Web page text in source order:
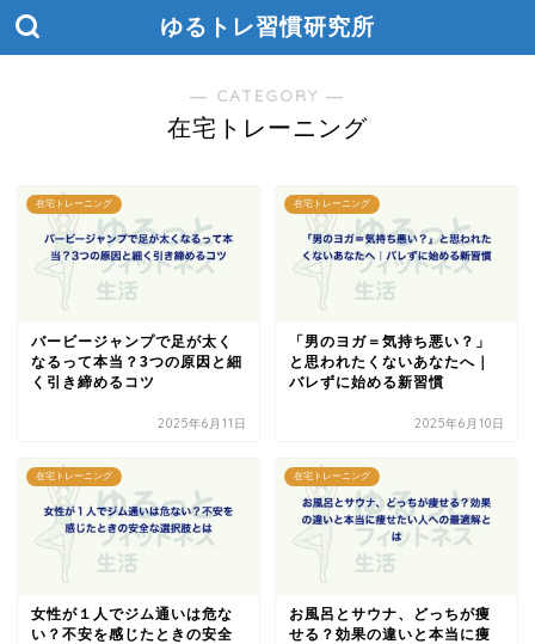
ゆるトレ習慣研究所
― CATEGORY ―
在宅トレーニング
在宅トレーニング
バービージャンプで足が太く
なるって本当？3つの原因と細
く引き締めるコツ
2025年6月11日
在宅トレーニング
「男のヨガ＝気持ち悪い？」
と思われたくないあなたへ｜
バレずに始める新習慣
2025年6月10日
在宅トレーニング
女性が１人でジム通いは危な
い？不安を感じたときの安全
在宅トレーニング
お風呂とサウナ、どっちが痩
せる？効果の違いと本当に痩